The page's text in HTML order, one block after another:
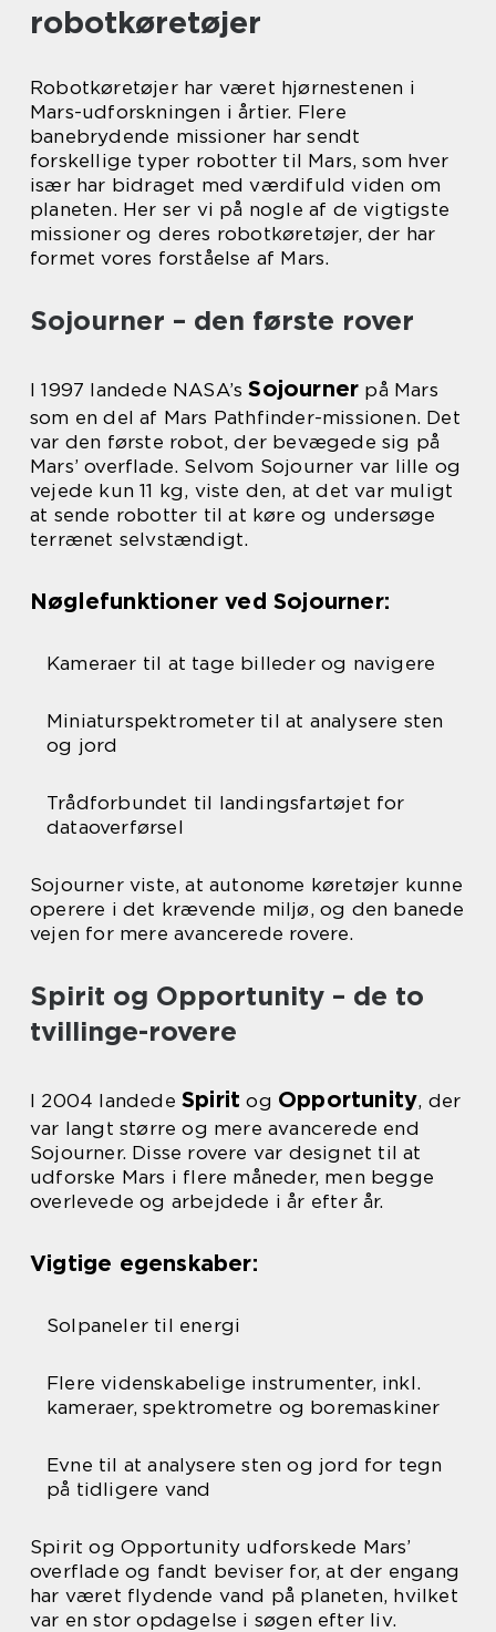
robotkøretøjer
Robotkøretøjer har været hjørnestenen i
Mars-udforskningen i årtier. Flere
banebrydende missioner har sendt
forskellige typer robotter til Mars, som hver
især har bidraget med værdifuld viden om
planeten. Her ser vi på nogle af de vigtigste
missioner og deres robotkøretøjer, der har
formet vores forståelse af Mars.
Sojourner – den første rover
I 1997 landede NASA’sSojourner på Mars
som en del af Mars Pathfinder-missionen. Det
var den første robot, der bevægede sig på
Mars’ overflade. Selvom Sojourner var lille og
vejede kun 11 kg, viste den, at det var muligt
at sende robotter til at køre og undersøge
terrænet selvstændigt.
Nøglefunktioner ved Sojourner:
Kameraer til at tage billeder og navigere
Miniaturspektrometer til at analysere sten
og jord
Trådforbundet til landingsfartøjet for
dataoverførsel
Sojourner viste, at autonome køretøjer kunne
operere i det krævende miljø, og den banede
vejen for mere avancerede rovere.
Spirit og Opportunity – de to
tvillinge-rovere
I 2004 landede Spirit og Opportunity, der
var langt større og mere avancerede end
Sojourner. Disse rovere var designet til at
udforske Mars i flere måneder, men begge
overlevede og arbejdede i år efter år.
Vigtige egenskaber:
Solpaneler til energi
Flere videnskabelige instrumenter, inkl.
kameraer, spektrometre og boremaskiner
Evne til at analysere sten og jord for tegn
på tidligere vand
Spirit og Opportunity udforskede Mars’
overflade og fandt beviser for, at der engang
har været flydende vand på planeten, hvilket
var en stor opdagelse i søgen efter liv.